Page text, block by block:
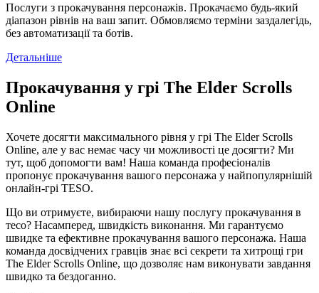
Послуги з прокачування персонажів. Прокачаємо будь-який
діапазон рівнів на ваш запит. Обмовляємо терміни заздалегідь,
без автоматизації та ботів.
Детальніше
Прокачування у грі The Elder Scrolls
Online
Хочете досягти максимального рівня у грі The Elder Scrolls
Online, але у вас немає часу чи можливості це досягти? Ми
тут, щоб допомогти вам! Наша команда професіоналів
пропонує прокачування вашого персонажа у найпопулярнішій
онлайн-грі TESO.
Що ви отримуєте, вибираючи нашу послугу прокачування в
тесо? Насамперед, швидкість виконання. Ми гарантуємо
швидке та ефективне прокачування вашого персонажа. Наша
команда досвідчених гравців знає всі секрети та хитрощі гри
The Elder Scrolls Online, що дозволяє нам виконувати завдання
швидко та бездоганно.